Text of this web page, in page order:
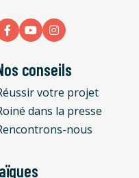
conseils
votre projet
dans la presse
nous